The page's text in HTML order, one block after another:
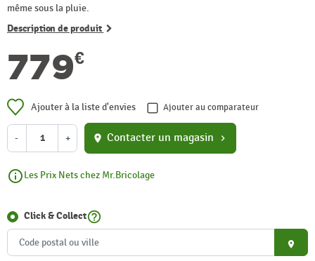
même sous la pluie.
Description de produit
779€
Ajouter à la liste d'envies Ajouter au comparateur
- + location_on Contacter un magasin chevron_right
Les Prix Nets chez Mr.Bricolage
Click & Collecthelp_outline
place